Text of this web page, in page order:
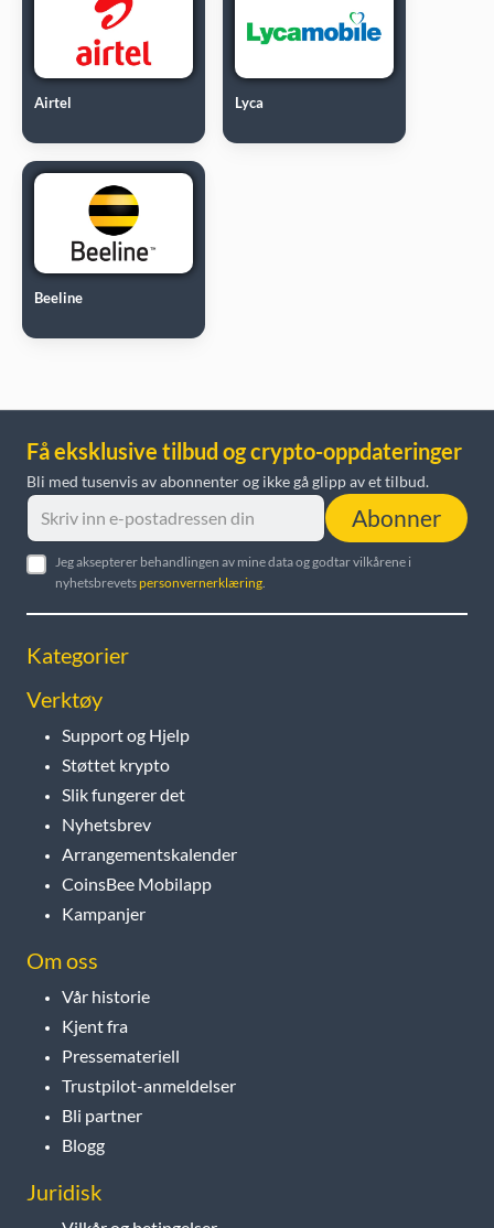
Airtel Lyca
Beeline
Få eksklusive tilbud og crypto-oppdateringer
Bli med tusenvis av abonnenter og ikke gå glipp av et tilbud.
Abonner
Jeg aksepterer behandlingen av mine data og godtar vilkårene i
nyhetsbrevetspersonvernerklæring
Kategorier
Verktøy
Support og Hjelp
Støttet krypto
Slik fungerer det
Nyhetsbrev
Arrangementskalender
CoinsBee Mobilapp
Kampanjer
Om oss
Vår historie
Kjent fra
Pressemateriell
Trustpilot-anmeldelser
Bli partner
Blogg
Juridisk